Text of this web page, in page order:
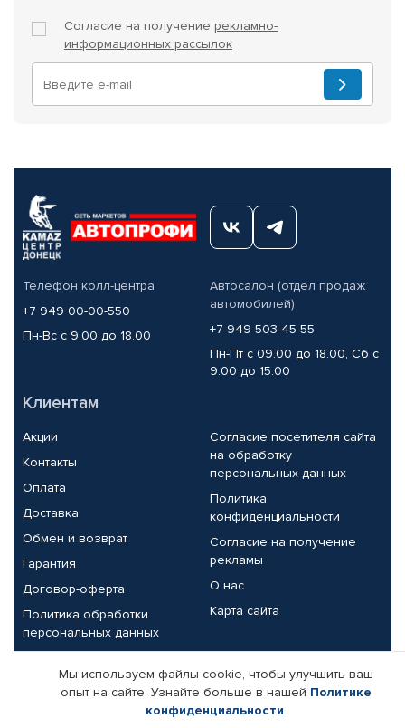
Согласие на получение рекламно-
информационных рассылок
Телефон колл-центра
+7 949 00-00-550
Пн-Вс с 9.00 до 18.00
Автосалон (отдел продаж
автомобилей)
+7 949 503-45-55
Пн-Пт с 09.00 до 18.00, Сб с
9.00 до 15.00
Клиентам
Акции
Контакты
Оплата
Доставка
Обмен и возврат
Гарантия
Договор-оферта
Политика обработки
персональных данных
Согласие посетителя сайта
на обработку
персональных данных
Политика
конфиденциальности
Согласие на получение
рекламы
О нас
Карта сайта
Партнерам
Корпоративным клиентам
Реквизиты компании
Мы используем файлы cookie, чтобы улучшить ваш
опыт на сайте. Узнайте больше в нашей Политике
конфиденциальности.